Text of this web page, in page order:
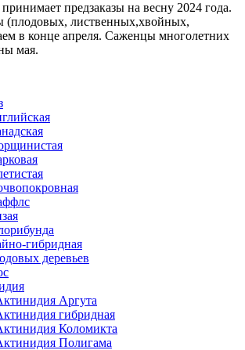
предзаказы на весну 2024 года.
(плодовых, лиственных,хвойных,
в конце апреля. Саженцы многолетних
мая.
гибридная
деревьев
Аргута
гибридная
Коломикта
Полигама